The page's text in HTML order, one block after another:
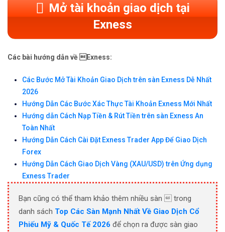
Mở tài khoản giao dịch tại
Exness
Các bài hướng dẫn về Exness:
Các Bước Mở Tài Khoản Giao Dịch trên sàn Exness Dễ Nhất
2026
Hướng Dẫn Các Bước Xác Thực Tài Khoản Exness Mới Nhất
Hướng dẫn Cách Nạp Tiền & Rút Tiền trên sàn Exness An
Toàn Nhất
Hướng Dẫn Cách Cài Đặt Exness Trader App Để Giao Dịch
Forex
Hướng Dẫn Cách Giao Dịch Vàng (XAU/USD) trên Ứng dụng
Exness Trader
Bạn cũng có thể tham khảo thêm nhiều sàn  trong
danh sách Top Các Sàn Mạnh Nhất Về Giao Dịch Cổ
Phiếu Mỹ & Quốc Tế 2026 để chọn ra được sàn giao